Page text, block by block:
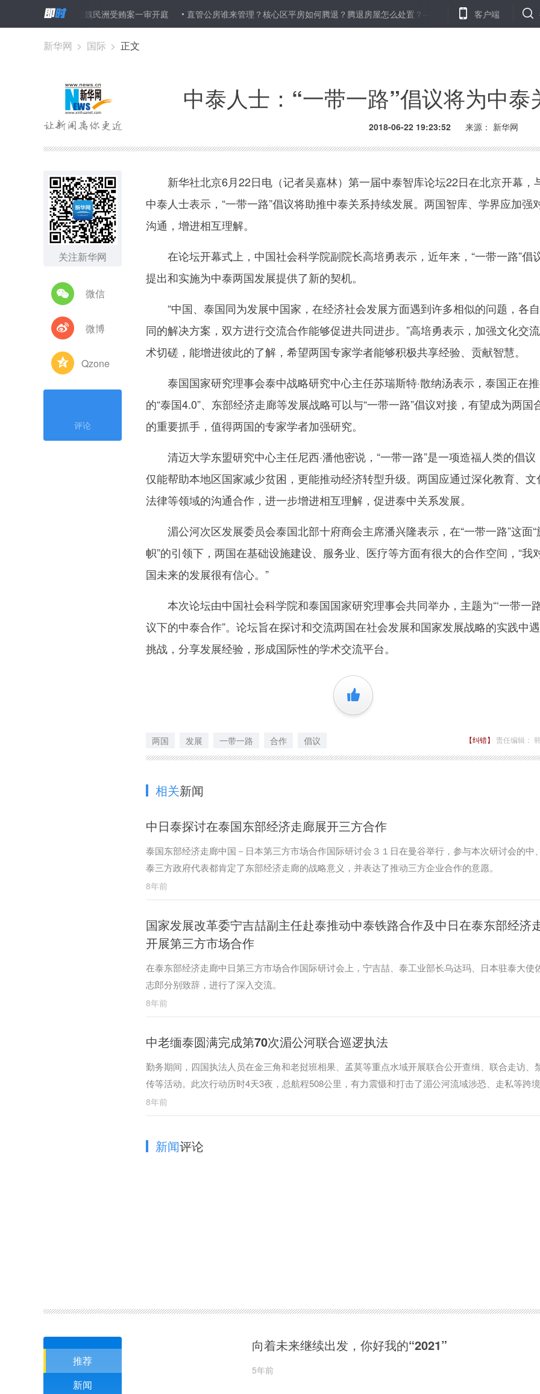
、副主任魏民洲受贿案一审开庭 直管公房谁来管理？核心区平房如何腾退？腾退房屋怎么处置？——北京市住建委相关负责人解读《关于
地手续竟系伪造！
客户端
新华网 > 国际 > 正文
中泰人士：“一带一路”倡议将为中
2018-06-22 19:23:52 来源： 新华网
关注新华网
微信
微博
Qzone
评论
新华社北京6月22日电（记者吴嘉林）第一届中泰智库论坛22日在北京开幕，
中泰人士表示，“一带一路”倡议将助推中泰关系持续发展。两国智库、学界应加强
沟通，增进相互理解。
在论坛开幕式上，中国社会科学院副院长高培勇表示，近年来，“一带一路”倡
提出和实施为中泰两国发展提供了新的契机。
“中国、泰国同为发展中国家，在经济社会发展方面遇到许多相似的问题，各
同的解决方案，双方进行交流合作能够促进共同进步。”高培勇表示，加强文化交
术切磋，能增进彼此的了解，希望两国专家学者能够积极共享经验、贡献智慧。
泰国国家研究理事会泰中战略研究中心主任苏瑞斯特·散纳汤表示，泰国正在
的“泰国4.0”、东部经济走廊等发展战略可以与“一带一路”倡议对接，有望成为两国
的重要抓手，值得两国的专家学者加强研究。
清迈大学东盟研究中心主任尼西·潘他密说，“一带一路”是一项造福人类的倡议
仅能帮助本地区国家减少贫困，更能推动经济转型升级。两国应通过深化教育、文
法律等领域的沟通合作，进一步增进相互理解，促进泰中关系发展。
湄公河次区发展委员会泰国北部十府商会主席潘兴隆表示，在“一带一路”这面“
帜”的引领下，两国在基础设施建设、服务业、医疗等方面有很大的合作空间，“我
国未来的发展很有信心。”
本次论坛由中国社会科学院和泰国国家研究理事会共同举办，主题为“‘一带一
议下的中泰合作”。论坛旨在探讨和交流两国在社会发展和国家发展战略的实践中
挑战，分享发展经验，形成国际性的学术交流平台。
+1
两国 发展 一带一路 合作 倡议 【纠错】 责任编辑：
相关新闻
中日泰探讨在泰国东部经济走廊展开三方合作
泰国东部经济走廊中国－日本第三方市场合作国际研讨会３１日在曼谷举行，参与本次研讨会的中
泰三方政府代表都肯定了东部经济走廊的战略意义，并表达了推动三方企业合作的意愿。
8年前
国家发展改革委宁吉喆副主任赴泰推动中泰铁路合作及中日在泰东部经济
开展第三方市场合作
在泰东部经济走廊中日第三方市场合作国际研讨会上，宁吉喆、泰工业部长乌达玛、日本驻泰大使
志郎分别致辞，进行了深入交流。
8年前
中老缅泰圆满完成第70次湄公河联合巡逻执法
勤务期间，四国执法人员在金三角和老挝班相果、孟莫等重点水域开展联合公开查缉、联合走访、
传等活动。此次行动历时4天3夜，总航程508公里，有力震慑和打击了湄公河流域涉恐、走私等跨
犯罪行为。
8年前
新闻评论
推荐
新闻
向着未来继续出发，你好我的“2021”
5年前